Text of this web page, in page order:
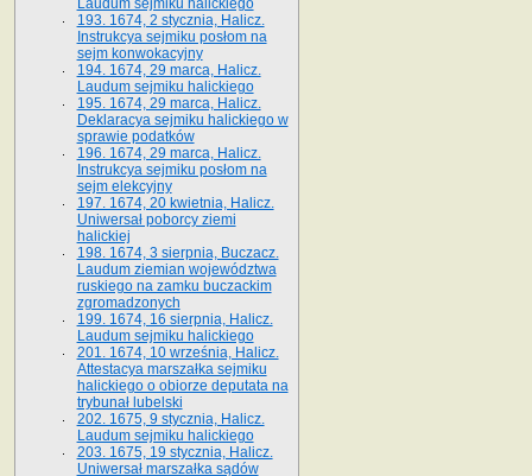
Laudum sejmiku halickiego
193. 1674, 2 stycznia, Halicz.
Instrukcya sejmiku posłom na
sejm konwokacyjny
194. 1674, 29 marca, Halicz.
Laudum sejmiku halickiego
195. 1674, 29 marca, Halicz.
Deklaracya sejmiku halickiego w
sprawie podatków
196. 1674, 29 marca, Halicz.
Instrukcya sejmiku posłom na
sejm elekcyjny
197. 1674, 20 kwietnia, Halicz.
Uniwersał poborcy ziemi
halickiej
198. 1674, 3 sierpnia, Buczacz.
Laudum ziemian województwa
ruskiego na zamku buczackim
zgromadzonych
199. 1674, 16 sierpnia, Halicz.
Laudum sejmiku halickiego
201. 1674, 10 września, Halicz.
Attestacya marszałka sejmiku
halickiego o obiorze deputata na
trybunał lubelski
202. 1675, 9 stycznia, Halicz.
Laudum sejmiku halickiego
203. 1675, 19 stycznia, Halicz.
Uniwersał marszałka sądów